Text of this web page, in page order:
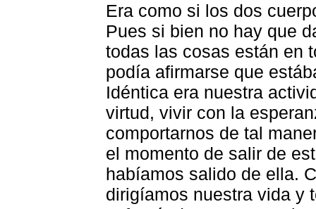
Era como si los dos
Pues si bien no hay que
todas las cosas están en
podía afirmarse que
Idéntica era nuestra
virtud, vivir con la
comportarnos de tal
el momento de salir de
habíamos salido de ella.
dirigíamos nuestra vida y